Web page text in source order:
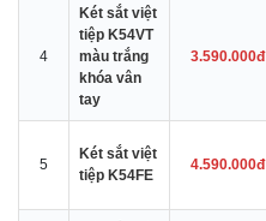
4
Két sắt việt
tiệp K54VT
màu trắng
khóa vân
tay
3.590.000đ
5
Két sắt việt
tiệp K54FE
4.590.000đ